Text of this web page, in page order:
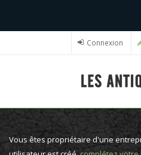
Connexion
Vous êtes propriétaire d'une